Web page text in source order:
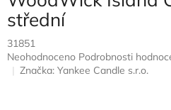
střední
31851
Průměrné
hodnocení
Neohodnoceno Podrobnosti
Značka: Yankee Candle s.r.o.